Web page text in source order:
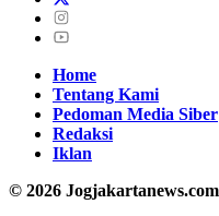
Home
Tentang Kami
Pedoman Media Siber
Redaksi
Iklan
© 2026